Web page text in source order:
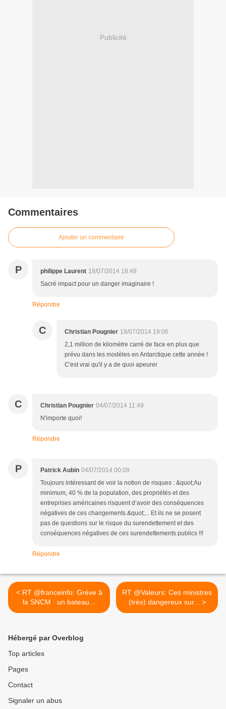
Publicité
Commentaires
Ajouter un commentaire
P philippe Laurent 18/07/2014 18:48
Sacré impact pour un danger imaginaire !
Répondre
C Christian Pougnier 18/07/2014 19:06
2,1 million de kilomètre carré de face en plus que
prévu dans les modèles en Antarctique cette année !
C'est vrai qu'il y a de quoi apeurer
C Christian Pougnier 04/07/2014 11:49
N'importe quoi!
Répondre
P Patrick Aubin 04/07/2014 00:09
Toujours intéressant de voir la notion de risques : &quot;Au
minimum, 40 % de la population, des propriétés et des
entreprises américaines risquent d’avoir des conséquences
négatives de ces changements.&quot;... Et ils ne se posent
pas de questions sur le risque du surendettement et des
conséquences négatives de ces surendettements publics !!!
Répondre
< RT @franceinfo: Grève à
la SNCM : un bateau...
RT @Valeurs: Ces ministres
(très) dangereux sur... >
Hébergé par Overblog
Top articles
Pages
Contact
Signaler un abus